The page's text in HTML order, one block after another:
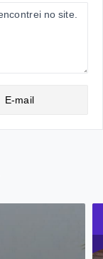
E-mail